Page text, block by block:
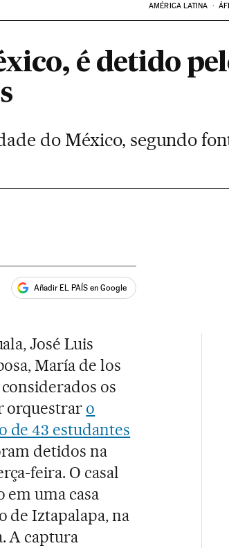
AMÉRICA LATINA
é detido
do México, segundo
Añadir EL PAÍS en Google
José Luis
María de los
os
orquestrar o
de 43 estudantes
detidos na
feira. O casal
em uma casa
de Iztapalapa, na
A captura